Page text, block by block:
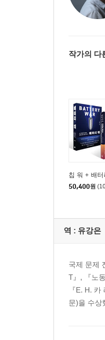
8장 아시아인
수학을 배우는
9장 마리타에
“제가 지금 만
뉴욕이 사랑
전공한다고? |
에필로그 | 자
역자후기 | 평
찾아보기
감수사-말콤 글
들어가며
00. 당신이 모
차에서 내리시
작가의 다
칩 워 + 배
50,400원
역 : 유강은
국제 문제
T』, 『노
『E. H.
문)을 수상